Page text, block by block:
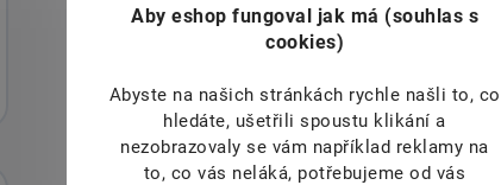
Aby eshop fungoval jak má (souhlas s
cookies)
Abyste na našich stránkách rychle našli to, co
hledáte, ušetřili spoustu klikání a
nezobrazovaly se vám například reklamy na
to, co vás neláká, potřebujeme od vás